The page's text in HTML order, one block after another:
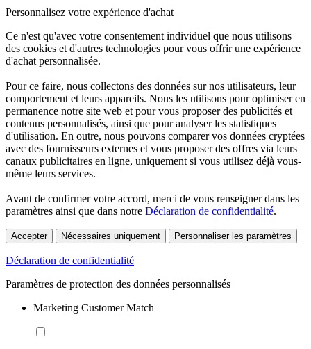
Personnalisez votre expérience d'achat
Ce n'est qu'avec votre consentement individuel que nous utilisons
des cookies et d'autres technologies pour vous offrir une expérience
d'achat personnalisée.
Pour ce faire, nous collectons des données sur nos utilisateurs, leur
comportement et leurs appareils. Nous les utilisons pour optimiser en
permanence notre site web et pour vous proposer des publicités et
contenus personnalisés, ainsi que pour analyser les statistiques
d'utilisation. En outre, nous pouvons comparer vos données cryptées
avec des fournisseurs externes et vous proposer des offres via leurs
canaux publicitaires en ligne, uniquement si vous utilisez déjà vous-
même leurs services.
Avant de confirmer votre accord, merci de vous renseigner dans les
paramètres ainsi que dans notre Déclaration de confidentialité.
Accepter Nécessaires uniquement Personnaliser les paramètres
Déclaration de confidentialité
Paramètres de protection des données personnalisés
Marketing Customer Match